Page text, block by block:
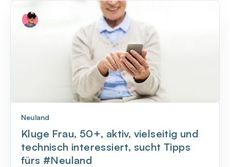
Neuland
Kluge Frau, 50+, aktiv, vielseitig und
technisch interessiert, sucht Tipps
fürs #Neuland